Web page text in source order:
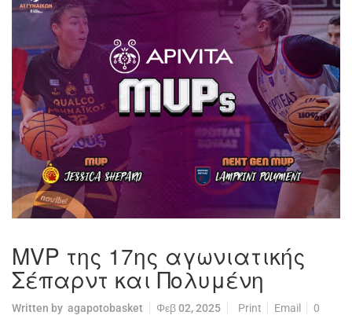
MVP της 17ης αγωνιατικής
Σέπαρντ και Πολυμένη
Written by agapotobasket Φεβ 02, 2025 Print Email
0